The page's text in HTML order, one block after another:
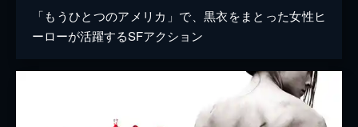
「もうひとつのアメリカ」で、黒衣をまとった女性ヒ
ーローが活躍するSFアクション